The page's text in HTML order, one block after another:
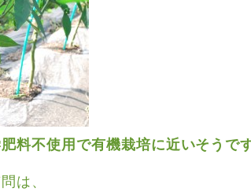
料不使用で有機栽培に近いそうです
は、